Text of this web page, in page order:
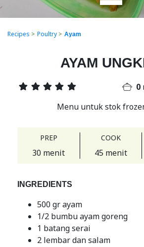
Recipes > Poultry > Ayam
AYAM
0
Menu untuk stok
PREP
30 menit
COOK
45 menit
INGREDIENTS
500 gr ayam
1/2 bumbu ayam goreng
1 batang serai
2 lembar dan salam